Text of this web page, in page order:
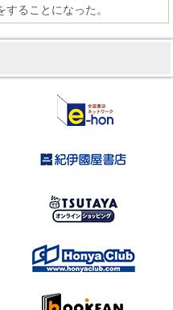
ることになった。